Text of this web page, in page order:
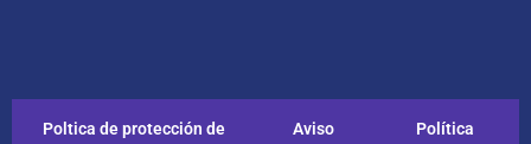
Poltica de protección de Aviso Política